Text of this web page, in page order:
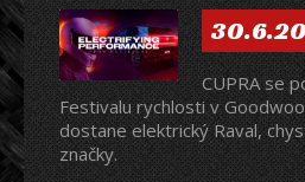
CUPRA se
Festivalu rychlosti v
dostane elektrický Raval,
značky.